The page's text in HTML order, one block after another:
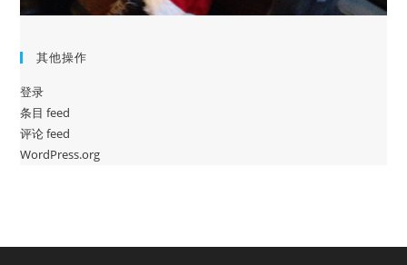
其他操作
登录
条目 feed
评论 feed
WordPress.org